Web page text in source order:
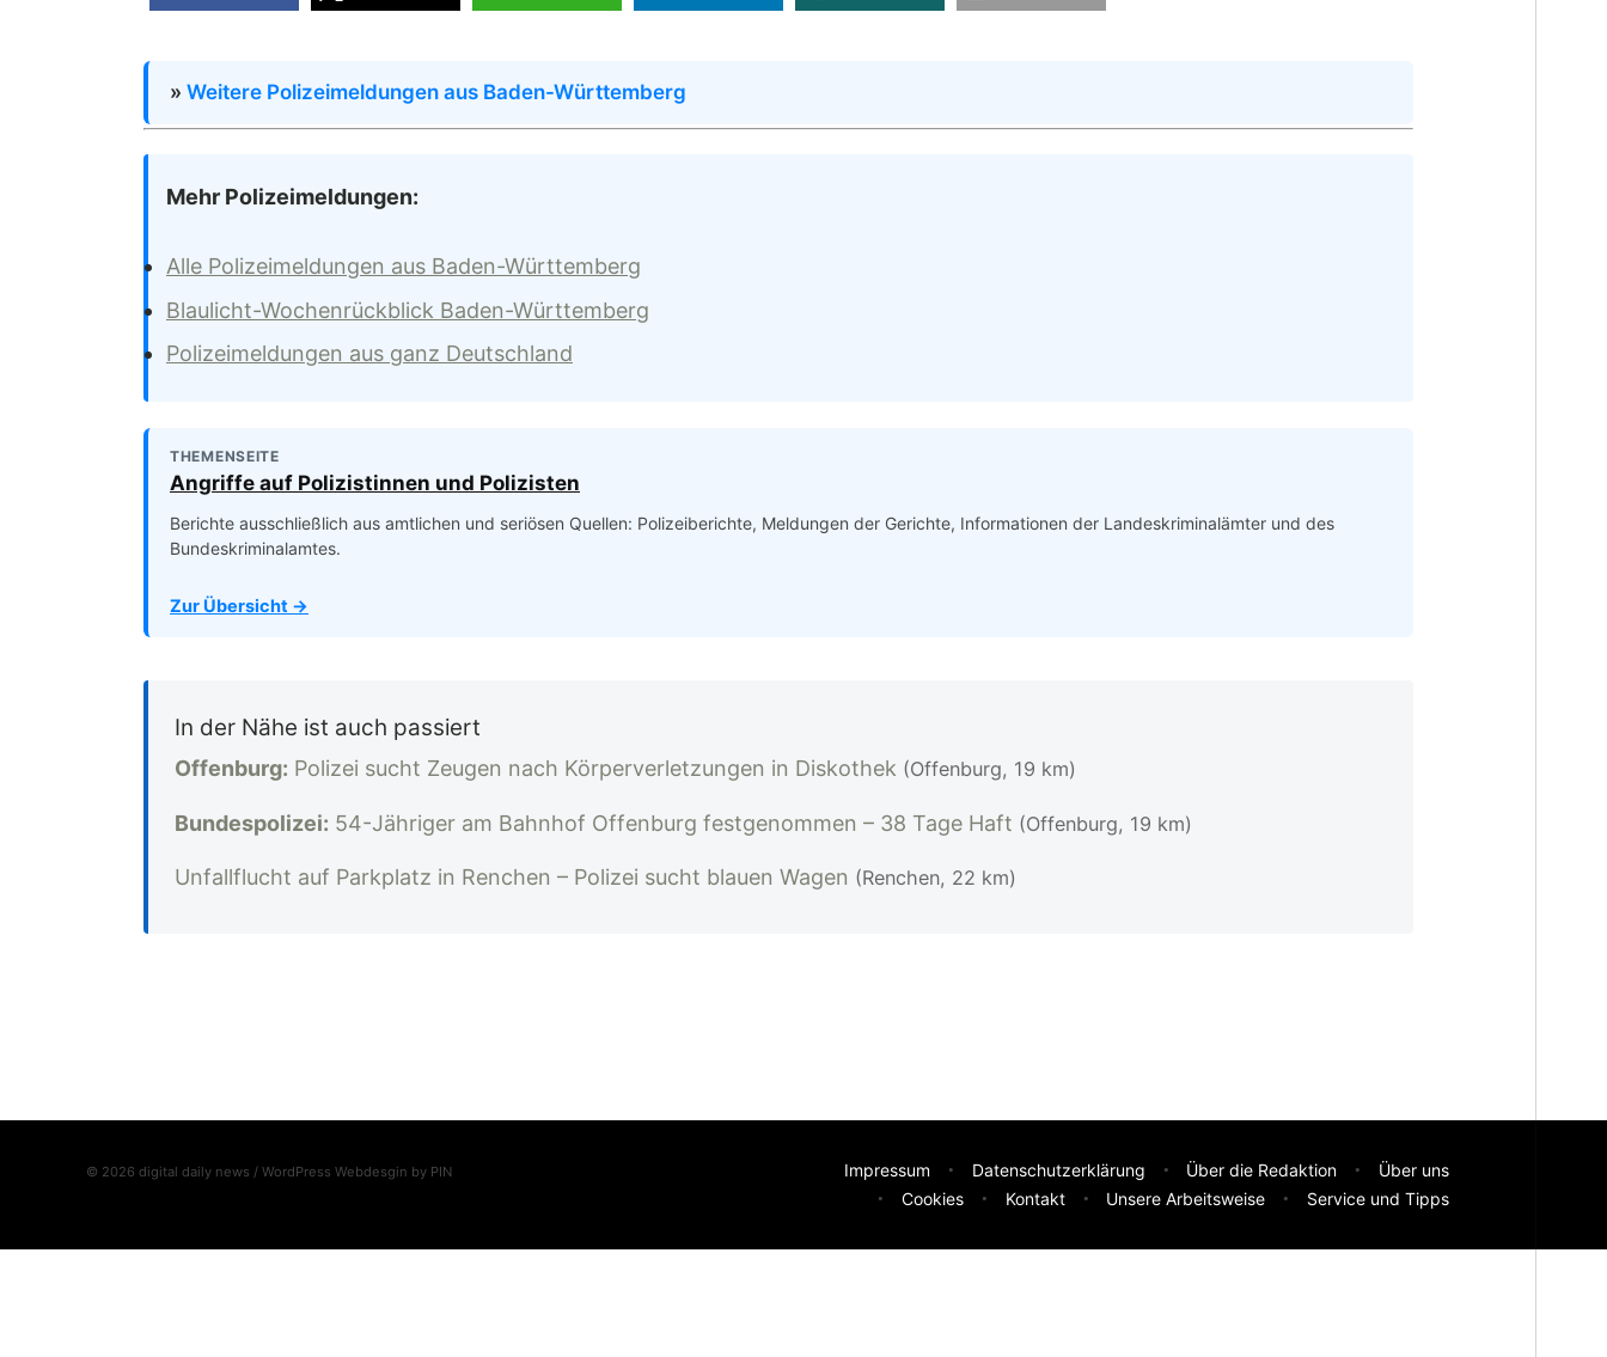
» Weitere Polizeimeldungen aus Baden-Württemberg
Mehr Polizeimeldungen:
Alle Polizeimeldungen aus Baden-Württemberg
Blaulicht-Wochenrückblick Baden-Württemberg
Polizeimeldungen aus ganz Deutschland
THEMENSEITE
Angriffe auf Polizistinnen und Polizisten
Berichte ausschließlich aus amtlichen und seriösen Quellen: Polizeiberichte, Meldungen der Gerichte, Informationen der Landeskriminalämter und des
Bundeskriminalamtes.
Zur Übersicht →
In der Nähe ist auch passiert
Offenburg: Polizei sucht Zeugen nach Körperverletzungen in Diskothek (Offenburg, 19 km)
Bundespolizei: 54-Jähriger am Bahnhof Offenburg festgenommen – 38 Tage Haft (Offenburg, 19 km)
Unfallflucht auf Parkplatz in Renchen – Polizei sucht blauen Wagen (Renchen, 22 km)
© 2026 digital daily news / WordPress Webdesgin by PIN Impressum Datenschutzerklärung Über die Redaktion
Über uns
Cookies
Kontakt Unsere Arbeitsweise Service und Tipps